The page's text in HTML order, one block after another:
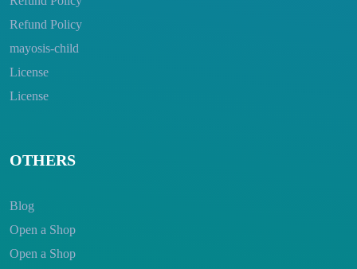
Refund Policy
mayosis-child
License
License
OTHERS
Blog
Open a Shop
Open a Shop